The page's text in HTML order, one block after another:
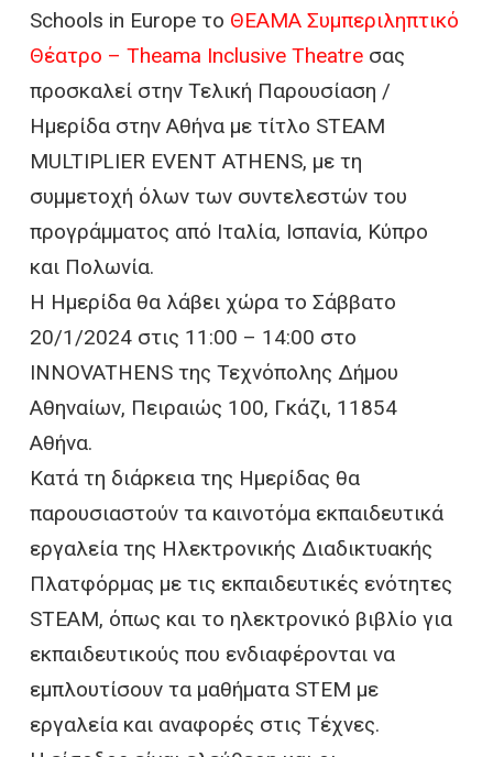
Schools in Europe το ΘΕΑΜΑ Συμπεριληπτικό
Θέατρο – Theama Inclusive Theatre σας
προσκαλεί στην Τελική Παρουσίαση /
Ημερίδα στην Αθήνα με τίτλο STEAM
MULTIPLIER EVENT ATHENS, με τη
συμμετοχή όλων των συντελεστών του
προγράμματος από Ιταλία, Ισπανία, Κύπρο
και Πολωνία.
Η Ημερίδα θα λάβει χώρα το Σάββατο
20/1/2024 στις 11:00 – 14:00 στο
INNOVATHENS της Τεχνόπολης Δήμου
Αθηναίων, Πειραιώς 100, Γκάζι, 11854
Αθήνα.
Κατά τη διάρκεια της Ημερίδας θα
παρουσιαστούν τα καινοτόμα εκπαιδευτικά
εργαλεία της Ηλεκτρονικής Διαδικτυακής
Πλατφόρμας με τις εκπαιδευτικές ενότητες
STEAM, όπως και το ηλεκτρονικό βιβλίο για
εκπαιδευτικούς που ενδιαφέρονται να
εμπλουτίσουν τα μαθήματα STEM με
εργαλεία και αναφορές στις Τέχνες.